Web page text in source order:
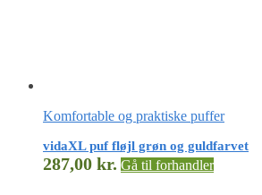
Komfortable og praktiske puffer
vidaXL puf fløjl grøn og guldfarvet
287,00 kr. Gå til forhandler